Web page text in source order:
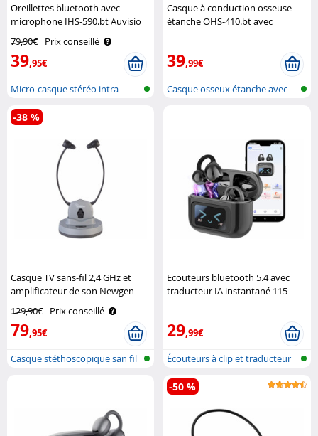
Oreillettes bluetooth avec
microphone IHS-590.bt Auvisio
79,90€ Prix conseillé
39,95€
Micro-casque stéréo intra-
auriculai..
Casque à conduction osseuse
étanche OHS-410.bt avec
39,99€
Casque osseux étanche avec
Casque TV sans-fil 2,4 GHz et
amplificateur de son Newgen
129,90€ Prix conseillé
79,95€
-38 %
Casque stéthoscopique san fil
Ecouteurs bluetooth 5.4 avec
traducteur IA instantané 115
29,99€
Écouteurs à clip et traducteur
voca..
-50 %